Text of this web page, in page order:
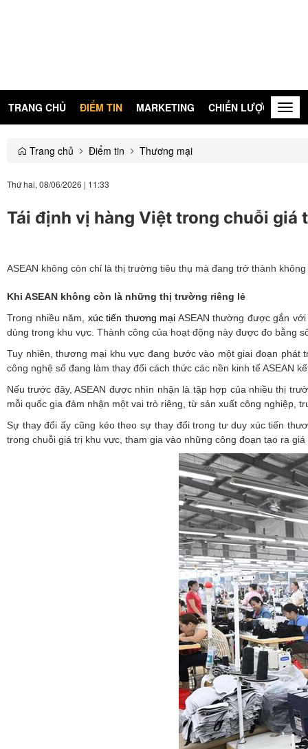
TRANG CHỦ ĐIỂM TIN MARKETING CHIẾN LƯỢC
Trang chủ Điểm tin Thương mại
Thứ hai, 08/06/2026 | 11:33
Tái định vị hàng Việt trong chuỗi giá
ASEAN không còn chỉ là thị trường tiêu thụ mà đang trở thành
Khi ASEAN không còn là những thị trường riêng lẻ
Trong nhiều năm, xúc tiến thương mại ASEAN thường được gắn
dùng trong khu vực. Thành công của hoạt động này được đo bằng
Tuy nhiên, thương mại khu vực đang bước vào một giai đoạn
công nghệ số đang làm thay đổi cách thức các nền kinh tế ASEAN
Nếu trước đây, ASEAN được nhìn nhận là tập hợp của nhiều thị
mỗi quốc gia đảm nhận một vai trò riêng, từ sản xuất công nghiệp,
Sự thay đổi ấy cũng kéo theo sự thay đổi trong tư duy xúc tiến
trong chuỗi giá trị khu vực, tham gia vào những công đoạn tạo ra